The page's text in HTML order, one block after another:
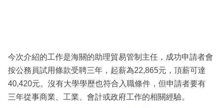
區
今次介紹的工作是海關的助理貿易管制主任，成功申請者會
按公務員試用條款受聘三年，起薪為22,865元，頂薪可達
40,420元。沒有大學學歷也符合入職條件，但申請者要有
三年從事商業、工業、會計或政府工作的相關經驗。